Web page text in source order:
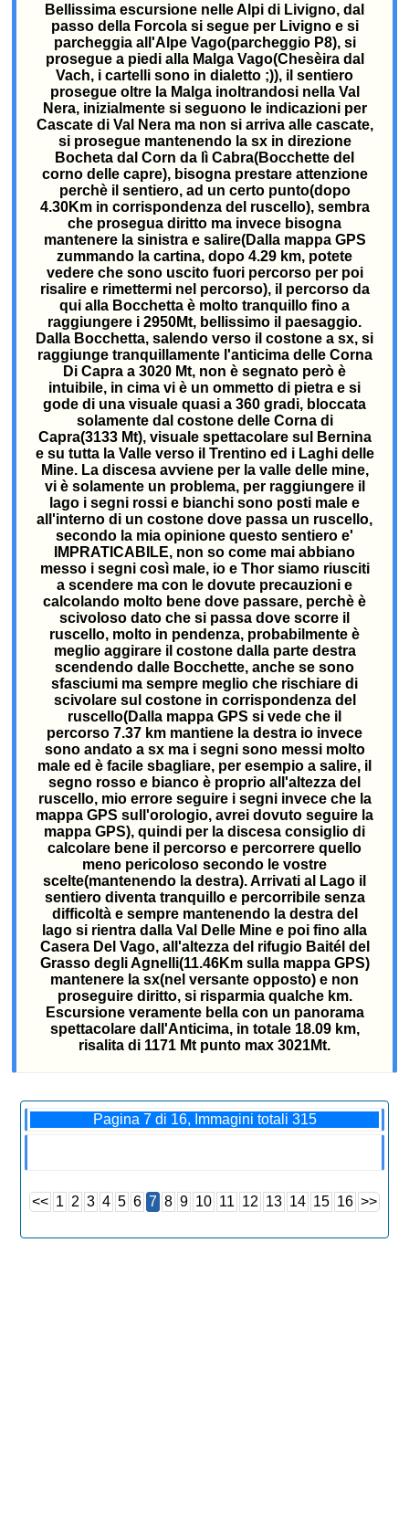
Bellissima escursione nelle Alpi di Livigno, dal
passo della Forcola si segue per Livigno e si
parcheggia all'Alpe Vago(parcheggio P8), si
prosegue a piedi alla Malga Vago(Chesèira dal
Vach, i cartelli sono in dialetto ;)), il sentiero
prosegue oltre la Malga inoltrandosi nella Val
Nera, inizialmente si seguono le indicazioni per
Cascate di Val Nera ma non si arriva alle cascate,
si prosegue mantenendo la sx in direzione
Bocheta dal Corn da lì Cabra(Bocchette del
corno delle capre), bisogna prestare attenzione
perchè il sentiero, ad un certo punto(dopo
4.30Km in corrispondenza del ruscello), sembra
che prosegua diritto ma invece bisogna
mantenere la sinistra e salire(Dalla mappa GPS
zummando la cartina, dopo 4.29 km, potete
vedere che sono uscito fuori percorso per poi
risalire e rimettermi nel percorso), il percorso da
qui alla Bocchetta è molto tranquillo fino a
raggiungere i 2950Mt, bellissimo il paesaggio.
Dalla Bocchetta, salendo verso il costone a sx, si
raggiunge tranquillamente l'anticima delle Corna
Di Capra a 3020 Mt, non è segnato però è
intuibile, in cima vi è un ommetto di pietra e si
gode di una visuale quasi a 360 gradi, bloccata
solamente dal costone delle Corna di
Capra(3133 Mt), visuale spettacolare sul Bernina
e su tutta la Valle verso il Trentino ed i Laghi delle
Mine. La discesa avviene per la valle delle mine,
vi è solamente un problema, per raggiungere il
lago i segni rossi e bianchi sono posti male e
all'interno di un costone dove passa un ruscello,
secondo la mia opinione questo sentiero e'
IMPRATICABILE, non so come mai abbiano
messo i segni così male, io e Thor siamo riusciti
a scendere ma con le dovute precauzioni e
calcolando molto bene dove passare, perchè è
scivoloso dato che si passa dove scorre il
ruscello, molto in pendenza, probabilmente è
meglio aggirare il costone dalla parte destra
scendendo dalle Bocchette, anche se sono
sfasciumi ma sempre meglio che rischiare di
scivolare sul costone in corrispondenza del
ruscello(Dalla mappa GPS si vede che il
percorso 7.37 km mantiene la destra io invece
sono andato a sx ma i segni sono messi molto
male ed è facile sbagliare, per esempio a salire, il
segno rosso e bianco è proprio all'altezza del
ruscello, mio errore seguire i segni invece che la
mappa GPS sull'orologio, avrei dovuto seguire la
mappa GPS), quindi per la discesa consiglio di
calcolare bene il percorso e percorrere quello
meno pericoloso secondo le vostre
scelte(mantenendo la destra). Arrivati al Lago il
sentiero diventa tranquillo e percorribile senza
difficoltà e sempre mantenendo la destra del
lago si rientra dalla Val Delle Mine e poi fino alla
Casera Del Vago, all'altezza del rifugio Baitél del
Grasso degli Agnelli(11.46Km sulla mappa GPS)
mantenere la sx(nel versante opposto) e non
proseguire diritto, si risparmia qualche km.
Escursione veramente bella con un panorama
spettacolare dall'Anticima, in totale 18.09 km,
risalita di 1171 Mt punto max 3021Mt.
Pagina 7 di 16, Immagini totali 315
<< 1 2 3 4 5 6 7 8 9 10 11 12 13 14 15 16 >>